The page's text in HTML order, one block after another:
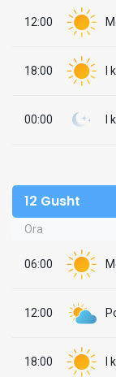
12:00
18:00
00:00
12 Gusht
Ora
06:00
12:00
18:00